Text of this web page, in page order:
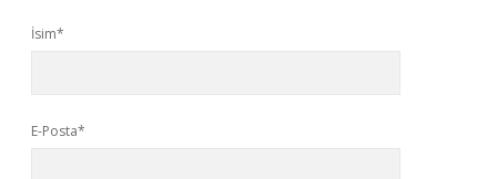
İsim*
E-Posta*